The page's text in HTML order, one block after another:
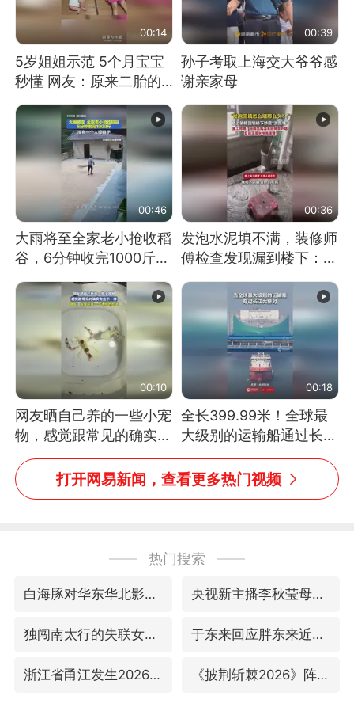
00:14
5岁姐姐示范 5个月宝宝
秒懂 网友：原来二胎的
快乐长这样
00:39
孙子考取上海交大爷爷感
谢亲家母
00:46
大雨将至全家老小抢收稻
谷，6分钟收完1000斤，
没有一个人掉链子
00:36
发泡水泥填不满，装修师
傅检查发现漏到楼下：出
风口未延伸到外墙
00:10
网友晒自己养的一些小宠
物，感觉跟常见的确实有
些不一样
00:18
全长399.99米！全球最
大级别的运输船通过长江
大桥这一幕，太震撼了！
打开网易新闻，查看更多热门视频
热门搜索
白海豚对华东华北影响会大于巴威 央视新主播李秋莹母校发文祝贺
独闯南太行的失联女生最后轨迹已确认 于东来回应胖东来近25年老店年底关闭
浙江省甬江发生2026年第1号洪水 《披荆斩棘2026》阵容官宣